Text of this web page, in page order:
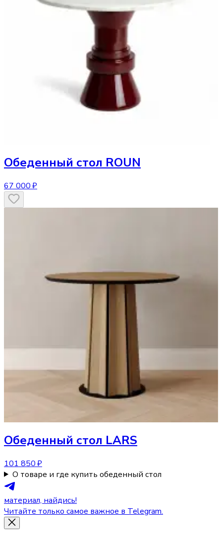
Обеденный стол ROUN
67 000 ₽
Обеденный стол LARS
101 850 ₽
О товаре и где купить обеденный стол
материал, найдись!
Читайте только самое важное в Telegram.